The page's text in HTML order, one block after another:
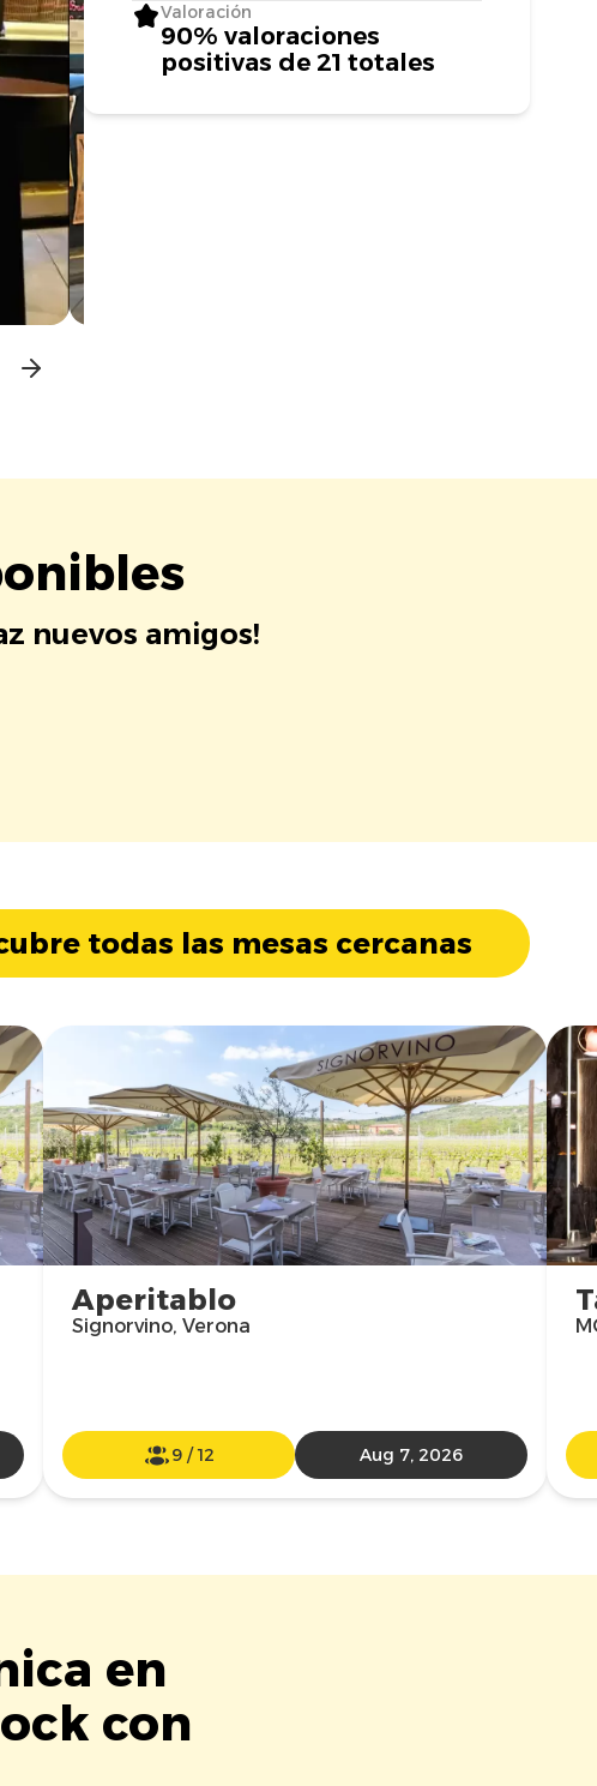
Valoración
90% valoraciones
positivas de 21 totales
nuevos amigos!
todas las mesas cercanas
Aperitablo
Signorvino, Verona
9 /12 Aug 7, 2026
en
con